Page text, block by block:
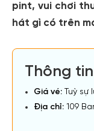
pint, vui chơi
hát gì có trên
Thông
Giá vé: Tuỳ sự
Địa chỉ: 109